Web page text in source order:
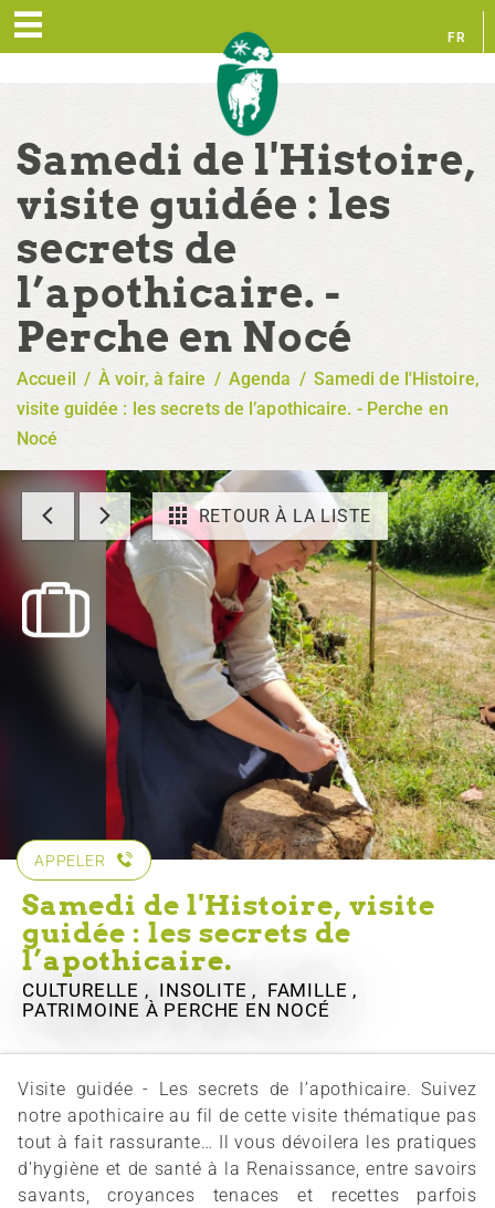
FR
Samedi de l'Histoire,
visite guidée : les
secrets de
l’apothicaire. -
Perche en Nocé
Accueil / À voir, à faire / Agenda / Samedi de l'Histoire,
visite guidée : les secrets de l’apothicaire. - Perche en
Nocé
RETOUR À LA LISTE
APPELER
Samedi de l'Histoire, visite
guidée : les secrets de
l’apothicaire.
CULTURELLE , INSOLITE , FAMILLE ,
PATRIMOINE À PERCHE EN NOCÉ
Visite guidée - Les secrets de l’apothicaire. Suivez
notre apothicaire au fil de cette visite thématique pas
tout à fait rassurante… Il vous dévoilera les pratiques
d’hygiène et de santé à la Renaissance, entre savoirs
savants, croyances tenaces et recettes parfois